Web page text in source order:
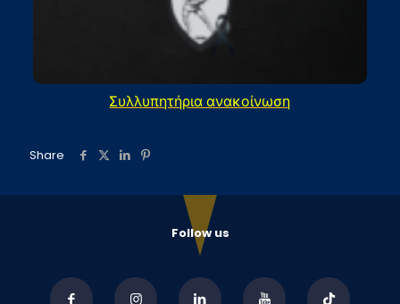
Συλλυπητήρια ανακοίνωση
Share
Follow us